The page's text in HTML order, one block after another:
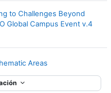
to Challenges Beyond
Global Campus Event v.4
Areas